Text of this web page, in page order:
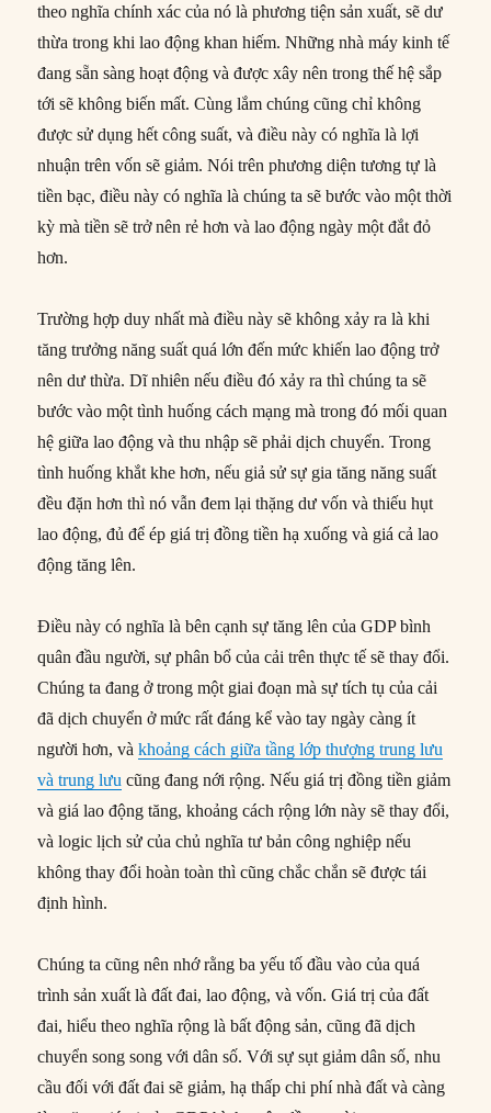
theo nghĩa chính xác của nó là phương tiện sản xuất, sẽ dư
thừa trong khi lao động khan hiếm. Những nhà máy kinh tế
đang sẵn sàng hoạt động và được xây nên trong thế hệ sắp
tới sẽ không biến mất. Cùng lắm chúng cũng chỉ không
được sử dụng hết công suất, và điều này có nghĩa là lợi
nhuận trên vốn sẽ giảm. Nói trên phương diện tương tự là
tiền bạc, điều này có nghĩa là chúng ta sẽ bước vào một thời
kỳ mà tiền sẽ trở nên rẻ hơn và lao động ngày một đắt đỏ
hơn.
Trường hợp duy nhất mà điều này sẽ không xảy ra là khi
tăng trưởng năng suất quá lớn đến mức khiến lao động trở
nên dư thừa. Dĩ nhiên nếu điều đó xảy ra thì chúng ta sẽ
bước vào một tình huống cách mạng mà trong đó mối quan
hệ giữa lao động và thu nhập sẽ phải dịch chuyển. Trong
tình huống khắt khe hơn, nếu giả sử sự gia tăng năng suất
đều đặn hơn thì nó vẫn đem lại thặng dư vốn và thiếu hụt
lao động, đủ để ép giá trị đồng tiền hạ xuống và giá cả lao
động tăng lên.
Điều này có nghĩa là bên cạnh sự tăng lên của GDP bình
quân đầu người, sự phân bổ của cải trên thực tế sẽ thay đổi.
Chúng ta đang ở trong một giai đoạn mà sự tích tụ của cải
đã dịch chuyển ở mức rất đáng kể vào tay ngày càng ít
người hơn, vàkhoảng cách giữa tầng lớp thượng trung lưu
và trung lưu cũng đang nới rộng. Nếu giá trị đồng tiền giảm
và giá lao động tăng, khoảng cách rộng lớn này sẽ thay đổi,
và logic lịch sử của chủ nghĩa tư bản công nghiệp nếu
không thay đổi hoàn toàn thì cũng chắc chắn sẽ được tái
định hình.
Chúng ta cũng nên nhớ rằng ba yếu tố đầu vào của quá
trình sản xuất là đất đai, lao động, và vốn. Giá trị của đất
đai, hiểu theo nghĩa rộng là bất động sản, cũng đã dịch
chuyển song song với dân số. Với sự sụt giảm dân số, nhu
cầu đối với đất đai sẽ giảm, hạ thấp chi phí nhà đất và càng